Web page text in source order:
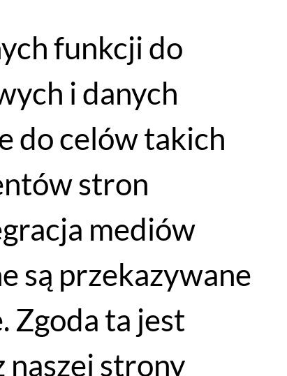
funkcji do
i danych
do celów takich
stron
mediów
są przekazywane
Zgoda ta jest
naszej strony